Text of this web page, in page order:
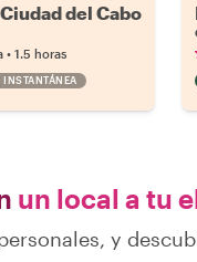
del Cabo
• 1.5 horas
un local a tu
y